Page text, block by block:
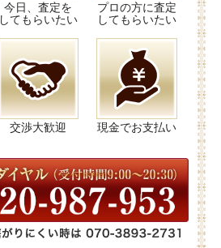
今日、査定を
してもらいたい
プロの方に査定
してもらいたい
交渉大歓迎 現金でお支払い